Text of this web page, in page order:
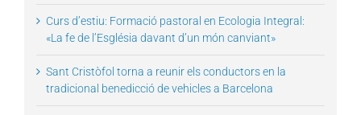
Curs d’estiu: Formació pastoral en Ecologia Integral:
«La fe de l’Església davant d’un món canviant»
Sant Cristòfol torna a reunir els conductors en la
tradicional benedicció de vehicles a Barcelona